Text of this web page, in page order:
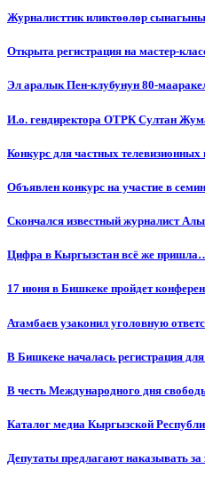
Журналисттик иликтөөлөр
Открыта регистрация на мастер-
Эл аралык Пен-клубунун 80-
И.о. гендиректора ОТРК Султан
Конкурс для частных
Объявлен конкурс на участие в
Cкончался известный журналист
Цифра в Кыргызстан всё же
17 июня в Бишкеке пройдет
Атамбаев узаконил уголовную
В Бишкеке началась регистрация
В честь Международного дня
Каталог медиа Кыргызской
Депутаты предлагают наказывать